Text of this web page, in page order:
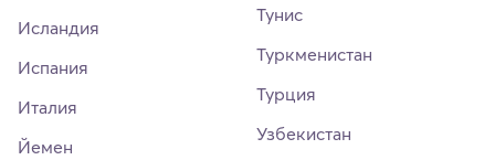
Исландия
Испания
Италия
Йемен
Тунис
Туркменистан
Турция
Узбекистан